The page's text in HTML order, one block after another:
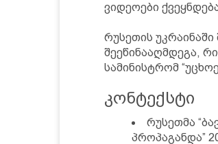
ვიდეოები
რუსეთის
შეეწინააღმდეგა,
სამინისტრომ
კონტექსტი
რუსეთმა
პროპაგანდა”